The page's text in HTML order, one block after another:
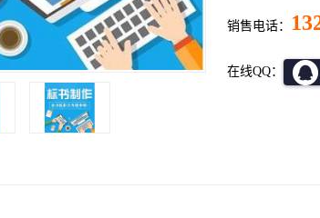
销售电话：
在线QQ：